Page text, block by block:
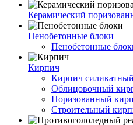
Керамический
Пенобетонные блоки
Пенобетонные
Кирпич
Кирпич силикатный
Облицовочный
Поризованный
Строительный